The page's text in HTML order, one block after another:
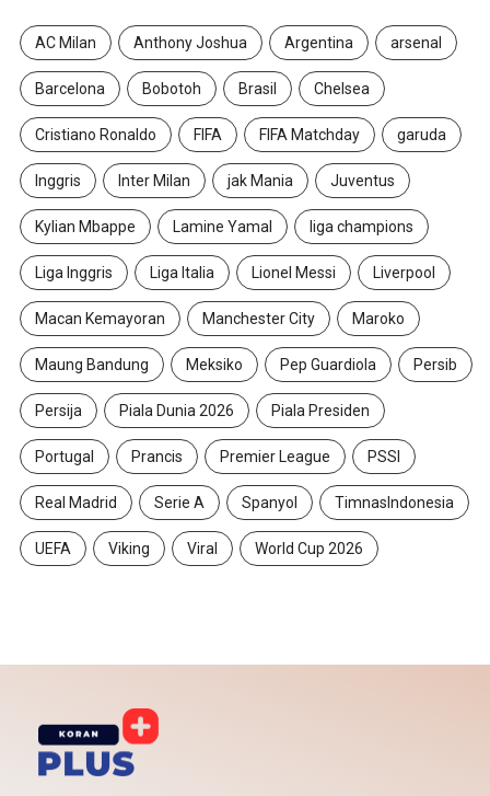
AC Milan Anthony Joshua Argentina arsenal
Barcelona Bobotoh Brasil Chelsea
Cristiano Ronaldo FIFA FIFA Matchday garuda
Inggris Inter Milan jak Mania Juventus
Kylian Mbappe Lamine Yamal liga champions
Liga Inggris Liga Italia Lionel Messi Liverpool
Macan Kemayoran Manchester City Maroko
Maung Bandung Meksiko Pep Guardiola Persib
Persija Piala Dunia 2026 Piala Presiden
Portugal Prancis Premier League PSSI
Real Madrid Serie A Spanyol TimnasIndonesia
UEFA Viking Viral World Cup 2026